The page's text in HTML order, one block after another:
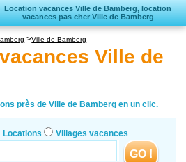
Location vacances Ville de Bamberg, location
vacances pas cher Ville de Bamberg
vacances
Ville de Bamberg
Ville de
près de Ville de Bamberg en un clic.
Locations Villages vacances
GO !